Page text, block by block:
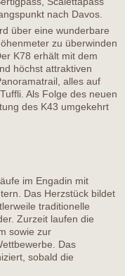
nach Davos.
über eine wunderbare
zu überwinden
K78 erhält mit dem
höchst attraktiven
alles auf
Als Folge des neuen
des K43 umgekehrt
im Engadin mit
Das Herzstück bildet
traditionelle
Zurzeit laufen die
sowie zur
Das
sobald die